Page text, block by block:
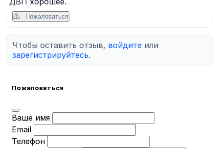
Пожаловаться
Чтобы оставить отзыв, войдите или
зарегистрируйтесь.
Пожаловаться
Ваше имя
Email
Телефон